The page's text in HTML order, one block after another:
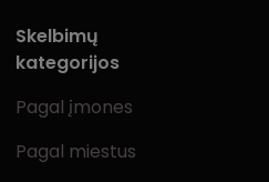
Skelbimų
kategorijos
Pagal įmones
Pagal miestus